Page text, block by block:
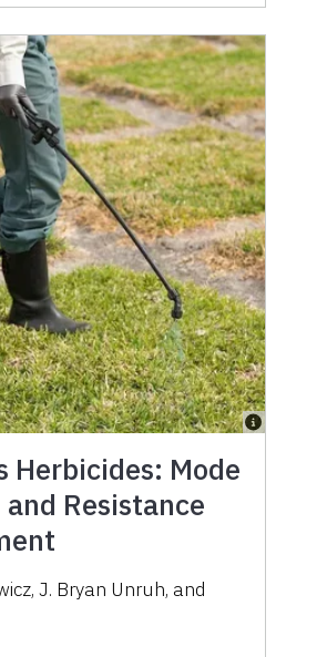
Herbicides: Mode
Resistance
,J. Bryan Unruh, and